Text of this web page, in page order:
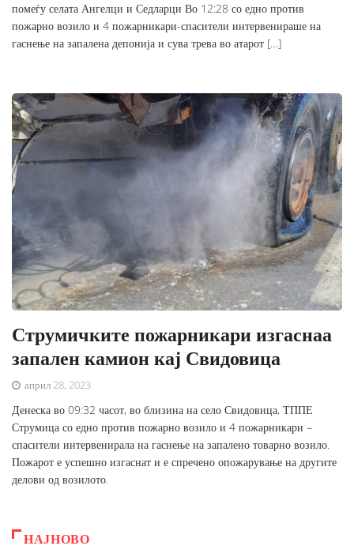
помеѓу селата Ангелци и Седларци Во 12:28 со едно против
пожарно возило и 4 пожарникари-спасители интервенираше на
гаснење на запалена депонија и сува трева во атарот […]
Струмичките пожарникари изгаснаа
запален камион кај Свидовица
април 28, 2023
Денеска во 09:32 часот, во близина на село Свидовица, ТППЕ
Струмица со едно против пожарно возило и 4 пожарникари –
спасители интервенирала на гаснење на запалено товарно возило.
Пожарот е успешно изгаснат и е спречено опожарување на другите
делови од возилото.
НАЈНОВО